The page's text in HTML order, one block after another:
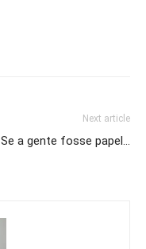
Next article
Se a gente fosse papel…